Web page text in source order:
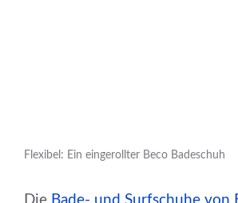
Flexibel: Ein eingerollter Beco Badeschuh
Die Bade- und Surfschuhe von